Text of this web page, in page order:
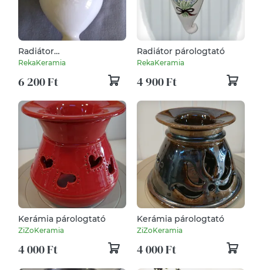
Radiátor
párologtató,pipacsos
RekaKeramia
6 200 Ft
Radiátor párologtató
RekaKeramia
4 900 Ft
Kerámia párologtató
ZiZoKeramia
4 000 Ft
Kerámia párologtató
ZiZoKeramia
4 000 Ft